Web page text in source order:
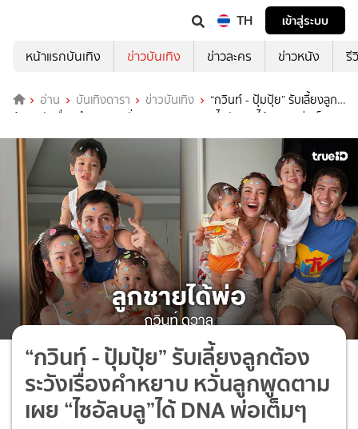
TH
เข้าสู่ระบบ
หน้าแรกบันเทิง
ข่าวบันเทิง ข่าวละคร ข่าวหนัง รี
อ่าน บันเทิงดารา ข่าวบันเทิง
“กวินท์ - ปุ้มปุ้ย” รับเลี้ยงลูก
ต้องระวังเรื่องคำหยาบ หวั่นลูกพูดตาม เผย “ไซอัลบลู”ได้ DNA พ่อเต็มๆ
“กวินท์ - ปุ้มปุ้ย” รับเลี้ยงลูกต้อง
ระวังเรื่องคำหยาบ หวั่นลูกพูดตาม
เผย “ไซอัลบลู”ได้ DNA พ่อเต็มๆ